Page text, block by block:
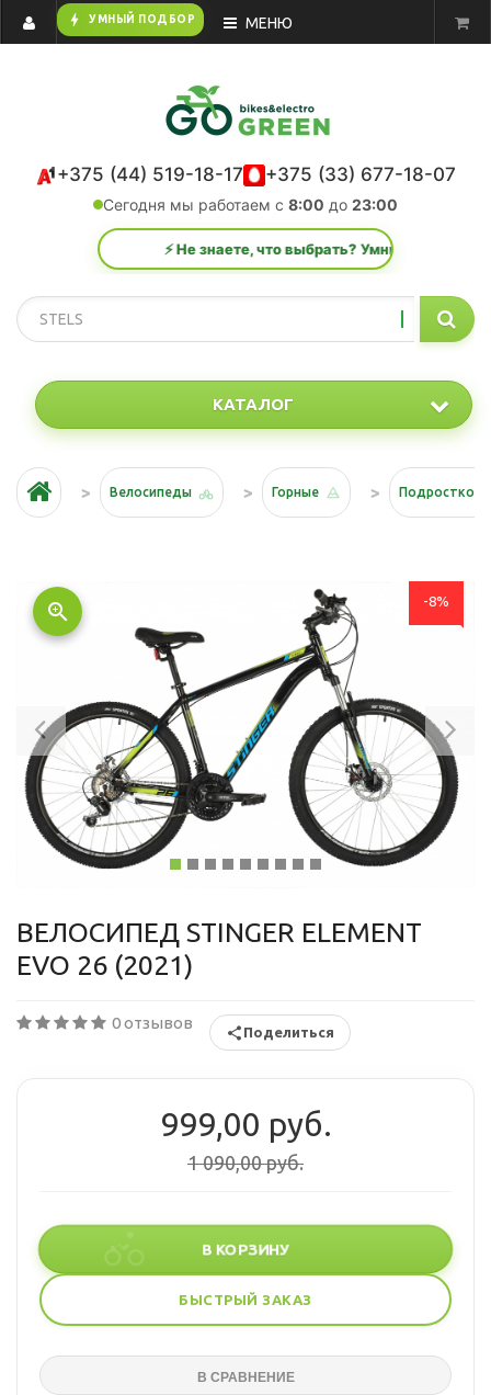
bolt УМНЫЙ ПОДБОР МЕНЮ
+375 (44) 519-18-17 +375 (33) 677-18-07
Сегодня мы работаем с 8:00 до 23:00
⚡ Не знаете, что выбрать? Умный подбор за 1
КАТАЛОГ
Велосипеды Горные
-8%
zoom_in
ВЕЛОСИПЕД STINGER ELEMENT
EVO 26 (2021)
0 отзывов Поделиться
999,00 руб.
1 090,00 руб.
В КОРЗИНУ
БЫСТРЫЙ ЗАКАЗ